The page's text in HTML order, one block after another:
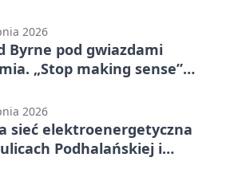
2026
Byrne pod gwiazdami
„Stop making sense”
2026
sieć elektroenergetyczna
Podhalańskiej i